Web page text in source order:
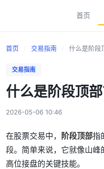
首页
首页 交易指南 什么是阶段
交易指南
什么是阶段顶
2026-05-06 10:46
在股票交易中， 阶段顶部指
段。简单来说，它就像山峰
高位接盘的关键技能。